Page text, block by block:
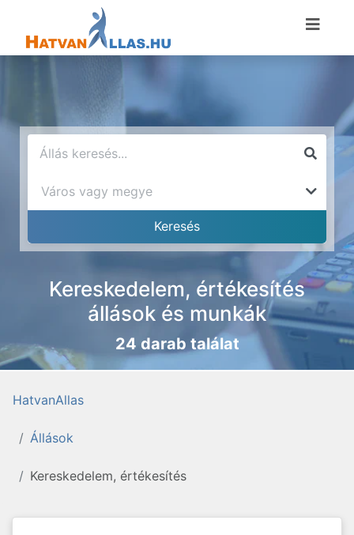
Kereskedelem, értékesítés
állások és munkák
24 darab találat
HatvanAllas
Állások
Kereskedelem, értékesítés